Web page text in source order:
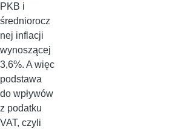
PKB i
średniorocz
nej inflacji
wynoszącej
3,6%. A więc
podstawa
do wpływów
z podatku
VAT, czyli